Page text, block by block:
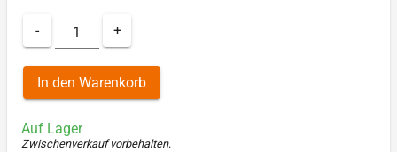
- +
In den Warenkorb
Auf Lager
Zwischenverkauf vorbehalten.